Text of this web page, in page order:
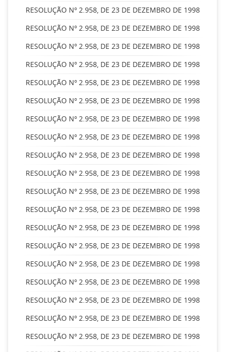
RESOLUÇÃO Nº 2.958, DE 23 DE DEZEMBRO DE 1998
RESOLUÇÃO Nº 2.958, DE 23 DE DEZEMBRO DE 1998
RESOLUÇÃO Nº 2.958, DE 23 DE DEZEMBRO DE 1998
RESOLUÇÃO Nº 2.958, DE 23 DE DEZEMBRO DE 1998
RESOLUÇÃO Nº 2.958, DE 23 DE DEZEMBRO DE 1998
RESOLUÇÃO Nº 2.958, DE 23 DE DEZEMBRO DE 1998
RESOLUÇÃO Nº 2.958, DE 23 DE DEZEMBRO DE 1998
RESOLUÇÃO Nº 2.958, DE 23 DE DEZEMBRO DE 1998
RESOLUÇÃO Nº 2.958, DE 23 DE DEZEMBRO DE 1998
RESOLUÇÃO Nº 2.958, DE 23 DE DEZEMBRO DE 1998
RESOLUÇÃO Nº 2.958, DE 23 DE DEZEMBRO DE 1998
RESOLUÇÃO Nº 2.958, DE 23 DE DEZEMBRO DE 1998
RESOLUÇÃO Nº 2.958, DE 23 DE DEZEMBRO DE 1998
RESOLUÇÃO Nº 2.958, DE 23 DE DEZEMBRO DE 1998
RESOLUÇÃO Nº 2.958, DE 23 DE DEZEMBRO DE 1998
RESOLUÇÃO Nº 2.958, DE 23 DE DEZEMBRO DE 1998
RESOLUÇÃO Nº 2.958, DE 23 DE DEZEMBRO DE 1998
RESOLUÇÃO Nº 2.958, DE 23 DE DEZEMBRO DE 1998
RESOLUÇÃO Nº 2.958, DE 23 DE DEZEMBRO DE 1998